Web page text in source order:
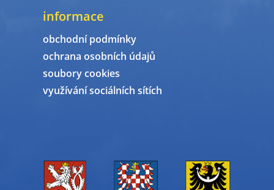
informace
obchodní podmínky
ochrana osobních údajů
soubory cookies
využívání sociálních sítích